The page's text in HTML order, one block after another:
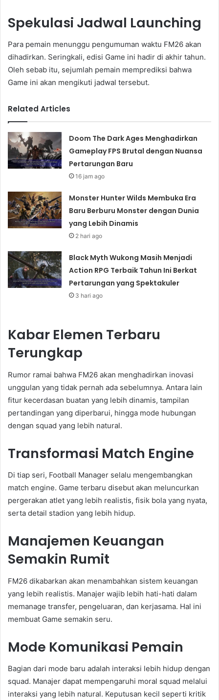
Spekulasi Jadwal Launching
Para pemain menunggu pengumuman waktu FM26 akan
dihadirkan. Seringkali, edisi Game ini hadir di akhir tahun.
Oleh sebab itu, sejumlah pemain memprediksi bahwa
Game ini akan mengikuti jadwal tersebut.
Related Articles
Doom The Dark Ages Menghadirkan
Gameplay FPS Brutal dengan Nuansa
Pertarungan Baru
16 jam ago
Monster Hunter Wilds Membuka Era
Baru Berburu Monster dengan Dunia
yang Lebih Dinamis
2 hari ago
Black Myth Wukong Masih Menjadi
Action RPG Terbaik Tahun Ini Berkat
Pertarungan yang Spektakuler
3 hari ago
Kabar Elemen Terbaru
Terungkap
Rumor ramai bahwa FM26 akan menghadirkan inovasi
unggulan yang tidak pernah ada sebelumnya. Antara lain
fitur kecerdasan buatan yang lebih dinamis, tampilan
pertandingan yang diperbarui, hingga mode hubungan
dengan squad yang lebih natural.
Transformasi Match Engine
Di tiap seri, Football Manager selalu mengembangkan
match engine. Game terbaru disebut akan meluncurkan
pergerakan atlet yang lebih realistis, fisik bola yang nyata,
serta detail stadion yang lebih hidup.
Manajemen Keuangan
Semakin Rumit
FM26 dikabarkan akan menambahkan sistem keuangan
yang lebih realistis. Manajer wajib lebih hati-hati dalam
memanage transfer, pengeluaran, dan kerjasama. Hal ini
membuat Game semakin seru.
Mode Komunikasi Pemain
Bagian dari mode baru adalah interaksi lebih hidup dengan
squad. Manajer dapat mempengaruhi moral squad melalui
interaksi yang lebih natural. Keputusan kecil seperti kritik